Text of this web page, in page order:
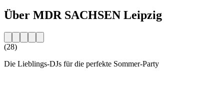
Über MDR SACHSEN Leipzig
(28)
Die Lieblings-DJs für die perfekte Sommer-Party